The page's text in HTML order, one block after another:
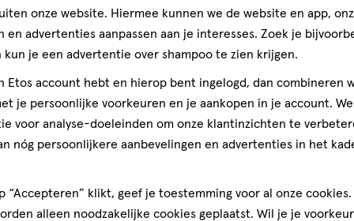
brood, wraps of zilvervliesrijst
zoals mager vlees, vis, peulvruchten, tofu of tempeh
mineralen en vezels
avocado, olijfolie of noten
avondeten bij een
onze website. Hiermee kunnen we de website en app,
en advertenties aanpassen aan je interesses. Zoek je
kun je een advertentie over shampoo te zien krijgen.
Etos account hebt en hierop bent ingelogd, dan combineren
je persoonlijke voorkeuren en je aankopen in je account.
voor analyse-doeleinden om onze klantinzichten te
nóg persoonlijkere aanbevelingen en advertenties in het
“Accepteren” klikt, geef je toestemming voor al onze cookies.
alleen noodzakelijke cookies geplaatst. Wil je je